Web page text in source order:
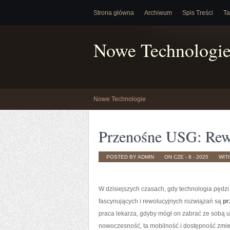
Strona główna Archiwum Spis Treści
Nowe
Nowe Technologie
Przenośne USG:
POSTED BY ADMIN ON CZE - 8 - 2025
W dzisiejszych czasach, gdy technologia
fascynujących i rewolucyjnych rozwiązań są
praca lekarza, gdyby mógł on zabrać ze sobą
nowoczesność, ta mobilność i dostępność